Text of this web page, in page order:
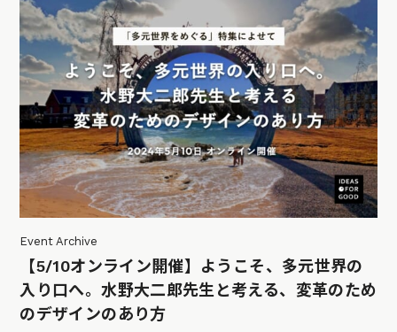
Event Archive
【5/10オンライン開催】ようこそ、多元世界の
入り口へ。水野大二郎先生と考える、変革のため
のデザインのあり方